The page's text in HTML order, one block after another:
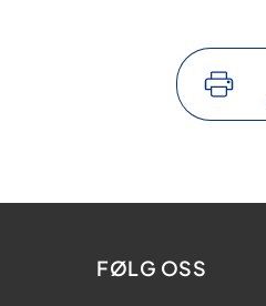
FØLG OSS